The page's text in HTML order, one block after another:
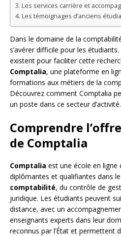
Les services carrière et
Les témoignages d’anciens
Dans le domaine de la
s’avérer difficile pour les
existent pour faciliter cette
Comptalia, une plateforme en
formations aux métiers de la
Découvrez comment Comptalia
un poste dans ce secteur d’activité.
Comprendre
de Comptalia
Comptalia est une école en
diplômantes et qualifiantes dans
comptabilité, du contrôle de
juridique. Les étudiants peuvent
distance, avec un
enseignants experts dans leur
reconnus par l’État et permettent